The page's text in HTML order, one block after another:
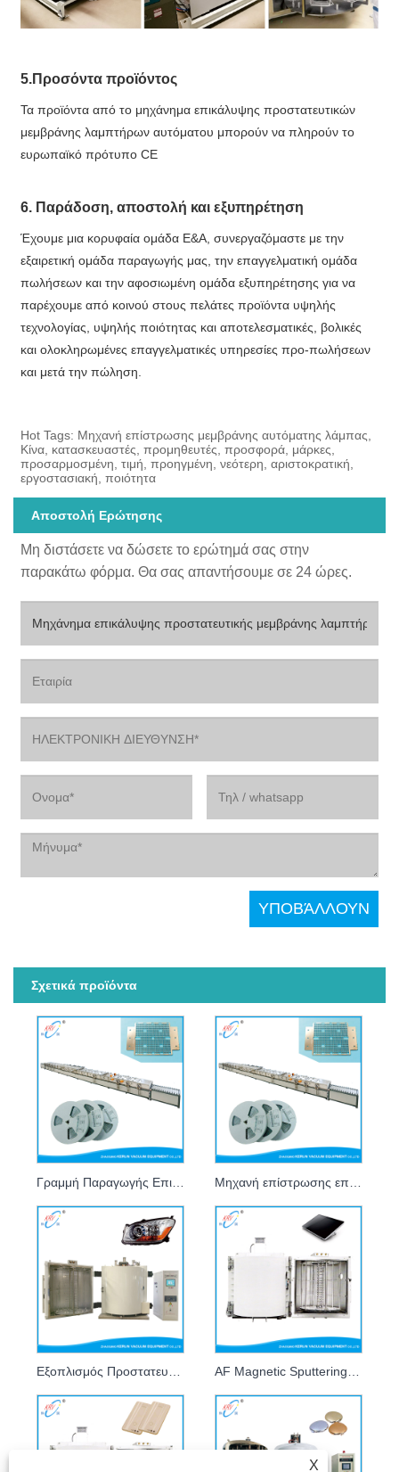
5.Προσόντα προϊόντος
Τα προϊόντα από το μηχάνημα επικάλυψης προστατευτικών
μεμβράνης λαμπτήρων αυτόματου μπορούν να πληρούν το
ευρωπαϊκό πρότυπο CE
6. Παράδοση, αποστολή και εξυπηρέτηση
Έχουμε μια κορυφαία ομάδα Ε&Α, συνεργαζόμαστε με την
εξαιρετική ομάδα παραγωγής μας, την επαγγελματική ομάδα
πωλήσεων και την αφοσιωμένη ομάδα εξυπηρέτησης για να
παρέχουμε από κοινού στους πελάτες προϊόντα υψηλής
τεχνολογίας, υψηλής ποιότητας και αποτελεσματικές, βολικές
και ολοκληρωμένες επαγγελματικές υπηρεσίες προ-πωλήσεων
και μετά την πώληση.
Hot Tags: Μηχανή επίστρωσης μεμβράνης αυτόματης λάμπας,
Κίνα, κατασκευαστές, προμηθευτές, προσφορά, μάρκες,
προσαρμοσμένη, τιμή, προηγμένη, νεότερη, αριστοκρατική,
εργοστασιακή, ποιότητα
Αποστολή Ερώτησης
Μη διστάσετε να δώσετε το ερώτημά σας στην
παρακάτω φόρμα. Θα σας απαντήσουμε σε 24 ώρες.
Σχετικά προϊόντα
Γραμμή Παραγωγής Επικάλυψης Μαγνητικού Πυρήνα Επαγωγής
X